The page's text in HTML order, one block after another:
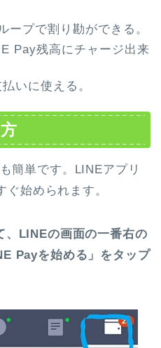
ープで割り勘ができる。
Pay残高にチャージ出来
いに使える。
簡単です。LINEアプリ
始められます。
、LINEの画面の一番右の
Payを始める」をタップ